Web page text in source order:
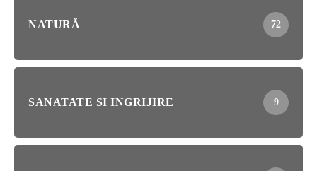
NATURĂ 72
SANATATE SI INGRIJIRE 9